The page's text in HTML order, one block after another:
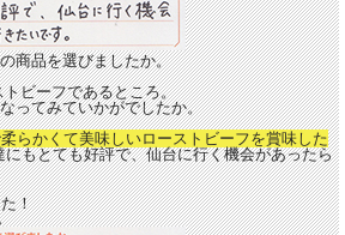
商品を選びましたか。
ビーフであるところ。
ってみていかがでしたか。
らかくて美味しいローストビーフを賞味した
もとても好評で、仙台に行く機会があったら
！